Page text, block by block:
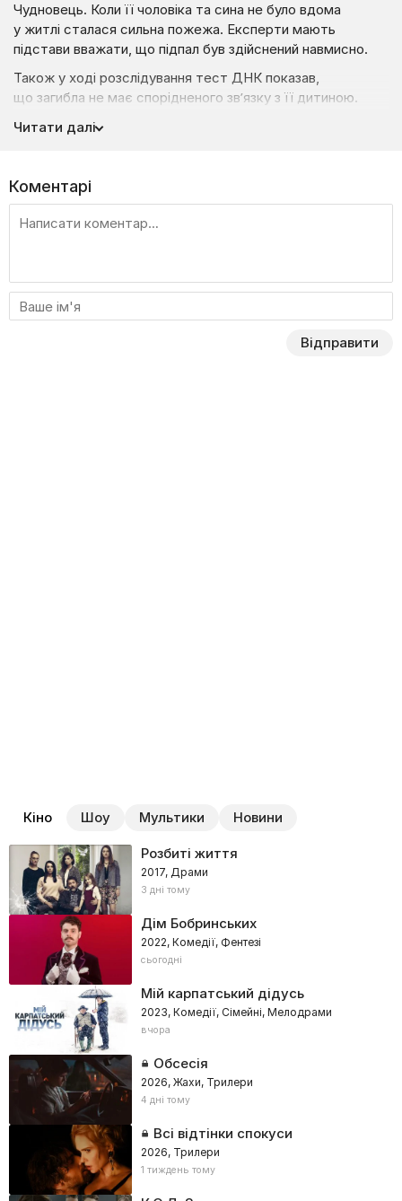
Чудновець. Коли її чоловіка та сина не було вдома
у житлі сталася сильна пожежа. Експерти мають
підстави вважати, що підпал був здійснений навмисно.
Також у ході розслідування тест ДНК показав,
що загибла не має спорідненого зв’язку з її дитиною.
що згоріло? Невже Оксана не рідна мати синові?
Читати далі
Коментарі
Відправити
Кіно Шоу Мультики Новини
Розбиті життя
2017, Драми
3 дні тому
Дім Бобринських
2022, Комедії, Фентезі
сьогодні
Мій карпатський дідусь
2023, Комедії, Сімейні, Мелодрами
вчора
Обсесія
2026, Жахи, Трилери
4 дні тому
Всі відтінки спокуси
2026, Трилери
1 тиждень тому